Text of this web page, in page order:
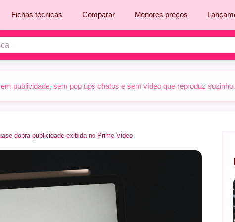
Fichas técnicas Comparar Menores preços
publicidade, sem pop ups chatos e sem vídeo que reproduz
dobra publicidade exibida no Prime Video